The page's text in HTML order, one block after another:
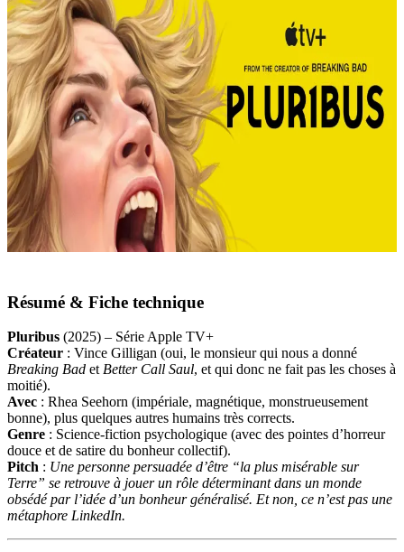
Résumé & Fiche technique
Pluribus (2025) – Série Apple TV+
Créateur : Vince Gilligan (oui, le monsieur qui nous a donné
Breaking Bad etBetter Call Saul, et qui donc ne fait pas les choses à
moitié).
Avec : Rhea Seehorn (impériale, magnétique, monstrueusement
bonne), plus quelques autres humains très corrects.
Genre : Science-fiction psychologique (avec des pointes d’horreur
douce et de satire du bonheur collectif).
Pitch : Une personne persuadée d’être “la plus misérable sur
Terre” se retrouve à jouer un rôle déterminant dans un monde
obsédé par l’idée d’un bonheur généralisé. Et non, ce n’est pas une
métaphore LinkedIn.